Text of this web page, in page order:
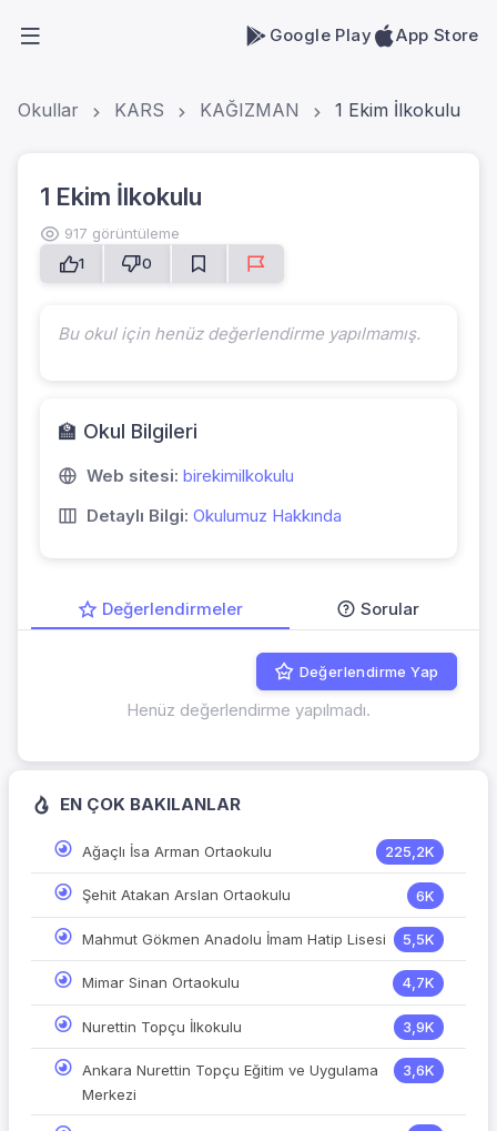
Google Play App Store
Okullar KARS KAĞIZMAN 1 Ekim İlkokulu
1 Ekim İlkokulu
917 görüntüleme
1
0
Bu okul için henüz değerlendirme yapılmamış.
🏫 Okul Bilgileri
Web sitesi: birekimilkokulu
Detaylı Bilgi: Okulumuz Hakkında
Değerlendirmeler Sorular
Değerlendirme Yap
Henüz değerlendirme yapılmadı.
EN ÇOK BAKILANLAR
Ağaçlı İsa Arman Ortaokulu 225,2K
Şehit Atakan Arslan Ortaokulu 6K
Mahmut Gökmen Anadolu İmam Hatip Lisesi 5,5K
Mimar Sinan Ortaokulu 4,7K
Nurettin Topçu İlkokulu 3,9K
Ankara Nurettin Topçu Eğitim ve Uygulama
Merkezi
3,6K